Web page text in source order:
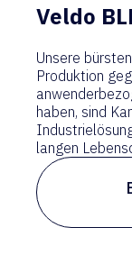
Veldo
Unsere
Produktion
haben, sind
langen